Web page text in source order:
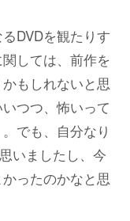
DVDを観たりす
しては、前作を
もしれないと思
つつ、怖いって
でも、自分なり
いましたし、今
ったのかなと思